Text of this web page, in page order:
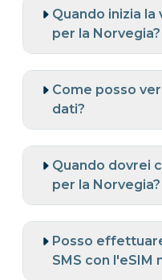
Quando inizia la
per la Norvegia?
Come posso
dati?
Quando dovrei
per la Norvegia?
Posso
SMS con l'eSIM